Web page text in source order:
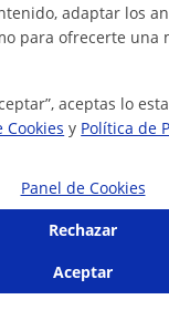
con Sara a sido genial
mucha paciencia.
para mi de...
adaptar los
para ofrecerte una
aceptas lo
Cookies y Política de
Panel de Cookies
Rechazar
Aceptar